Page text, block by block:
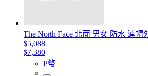
The North Face 北面 男女 防水 連帽
$5,088
$7,380
P幣